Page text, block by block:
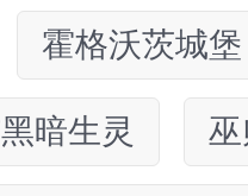
霍格沃茨城堡
暗生灵